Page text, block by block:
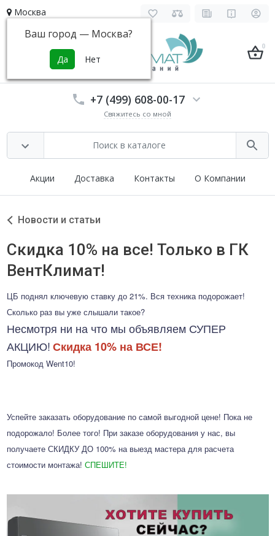
Москва
Ваш город — Москва?
0
+7 (499) 608-00-17
Свяжитесь со мной
Акции Доставка Контакты О Компании
Новости и статьи
Скидка 10% на все! Только в ГК
ВентКлимат!
ЦБ поднял ключевую ставку до 21%. Вся техника подорожает!
Сколько раз вы уже слышали такое?
Несмотря ни на что мы объявляем СУПЕР
АКЦИЮ!Скидка 10% на ВСЕ!
Промокод Went10!
Успейте заказать оборудование по самой выгодной цене! Пока не
подорожало! Более того! При заказе оборудования у нас, вы
получаете СКИДКУ ДО 100% на выезд мастера для расчета
стоимости монтажа! СПЕШИТЕ!